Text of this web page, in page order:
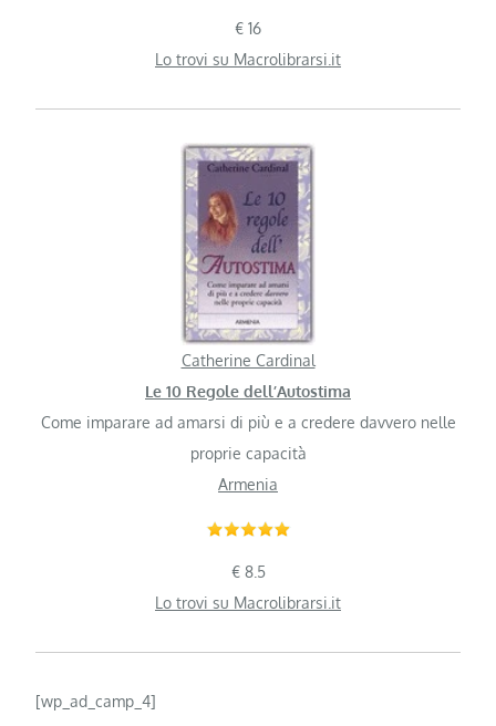
€ 16
Lo trovi su Macrolibrarsi.it
Catherine Cardinal
Le 10 Regole dell’Autostima
Come imparare ad amarsi di più e a credere davvero nelle
proprie capacità
Armenia
€ 8.5
Lo trovi su Macrolibrarsi.it
[wp_ad_camp_4]